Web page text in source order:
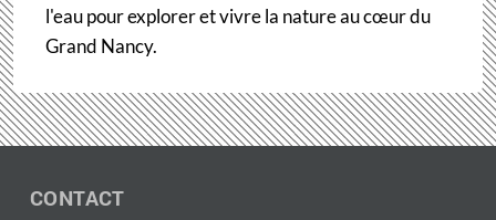
l'eau pour explorer et vivre la nature au cœur du
Grand Nancy.
CONTACT